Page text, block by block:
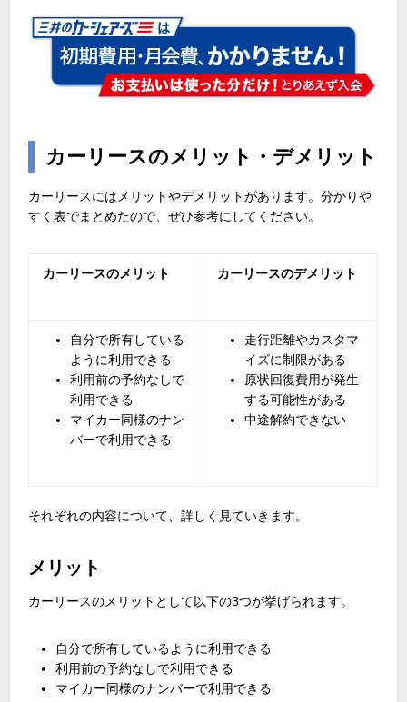
カーリースのメリット・デメリット
カーリースにはメリットやデメリットがあります。分かりや
すく表でまとめたので、ぜひ参考にしてください。
カーリースのメリット カーリースのデメリット
自分で所有している
ように利用できる
利用前の予約なしで
利用できる
マイカー同様のナン
バーで利用できる
走行距離やカスタマ
イズに制限がある
原状回復費用が発生
する可能性がある
中途解約できない
それぞれの内容について、詳しく見ていきます。
メリット
カーリースのメリットとして以下の3つが挙げられます。
自分で所有しているように利用できる
利用前の予約なしで利用できる
マイカー同様のナンバーで利用できる